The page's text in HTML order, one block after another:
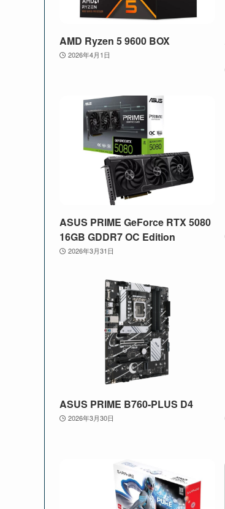
AMD Ryzen 5 9600 BOX
2026年4月1日
ASUS PRIME GeForce RTX 5080
16GB GDDR7 OC Edition
2026年3月31日
ASUS PRIME B760-PLUS D4
2026年3月30日